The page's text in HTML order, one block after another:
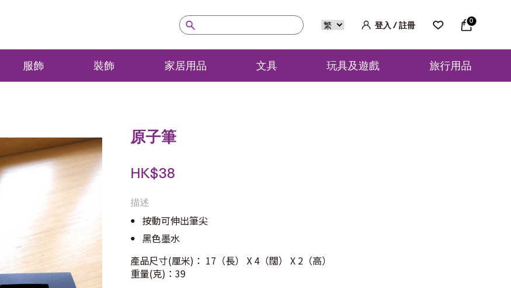
登入 / 註冊 0
服飾 裝飾 家居用品 文具 玩具及遊戲 旅行用品
原子筆
HK$38
描述
按動可伸出筆尖
黑色墨水
產品尺寸(厘米)： 17（長） X 4（闊） X 2（高）
重量(克)：39